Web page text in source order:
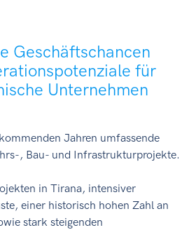
Geschäftschancen
für
Unternehmen
Jahren umfassende
, Bau- und Infrastrukturprojekte.
in Tirana, intensiver
einer historisch hohen Zahl an
stark steigenden